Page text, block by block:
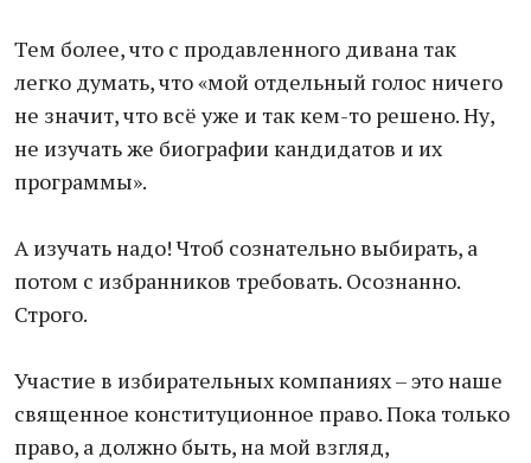
Тем более, что с продавленного дивана так
легко думать, что «мой отдельный голос ничего
не значит, что всё уже и так кем-то решено. Ну,
не изучать же биографии кандидатов и их
программы».
А изучать надо! Чтоб сознательно выбирать, а
потом с избранников требовать. Осознанно.
Строго.
Участие в избирательных компаниях – это наше
священное конституционное право. Пока только
право, а должно быть, на мой взгляд,